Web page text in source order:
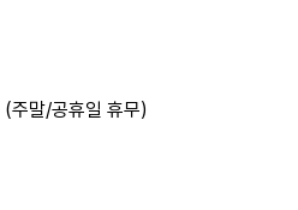
(주말/공휴일 휴무)